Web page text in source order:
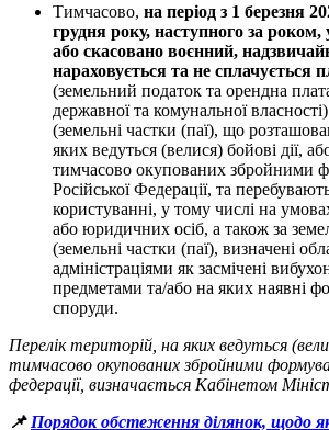
Тимчасово, на період з 1 березня
грудня року, наступного за
або скасовано воєнний,
нараховується та не сплачується
(земельний податок та орендна
державної та комунальної
(земельні частки (паї), що
яких ведуться (велися) бойові дії,
тимчасово окупованих збройними
Російської Федерації, та
користуванні, у тому числі на
або юридичних осіб, а також за
(земельні частки (паї), визначені
адміністраціями як засмічені
предметами та/або на яких наявні
споруди.
Перелік територій, на яких ведуться
тимчасово окупованих збройними
федерації, визначається Кабінетом
📌 Порядок обстеження ділянок, щодо